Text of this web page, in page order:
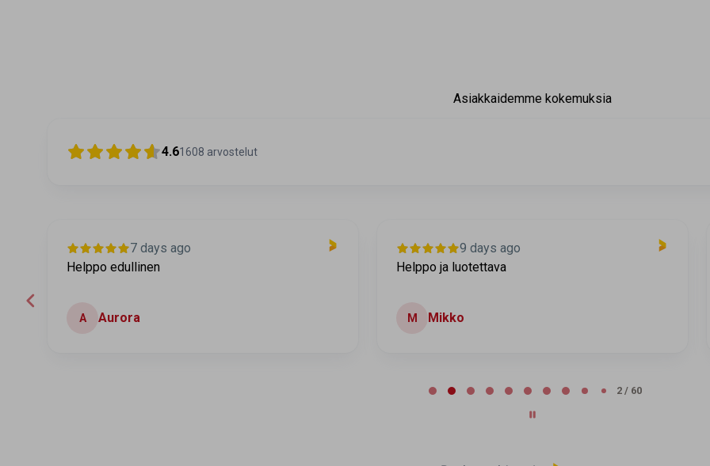
Asiakkaidemme kokemuksia
4.61608 arvostelut
7 days ago
Helppo edullinen
A Aurora
9 days ago
Helppo ja luotettava
M Mikko
2 / 60